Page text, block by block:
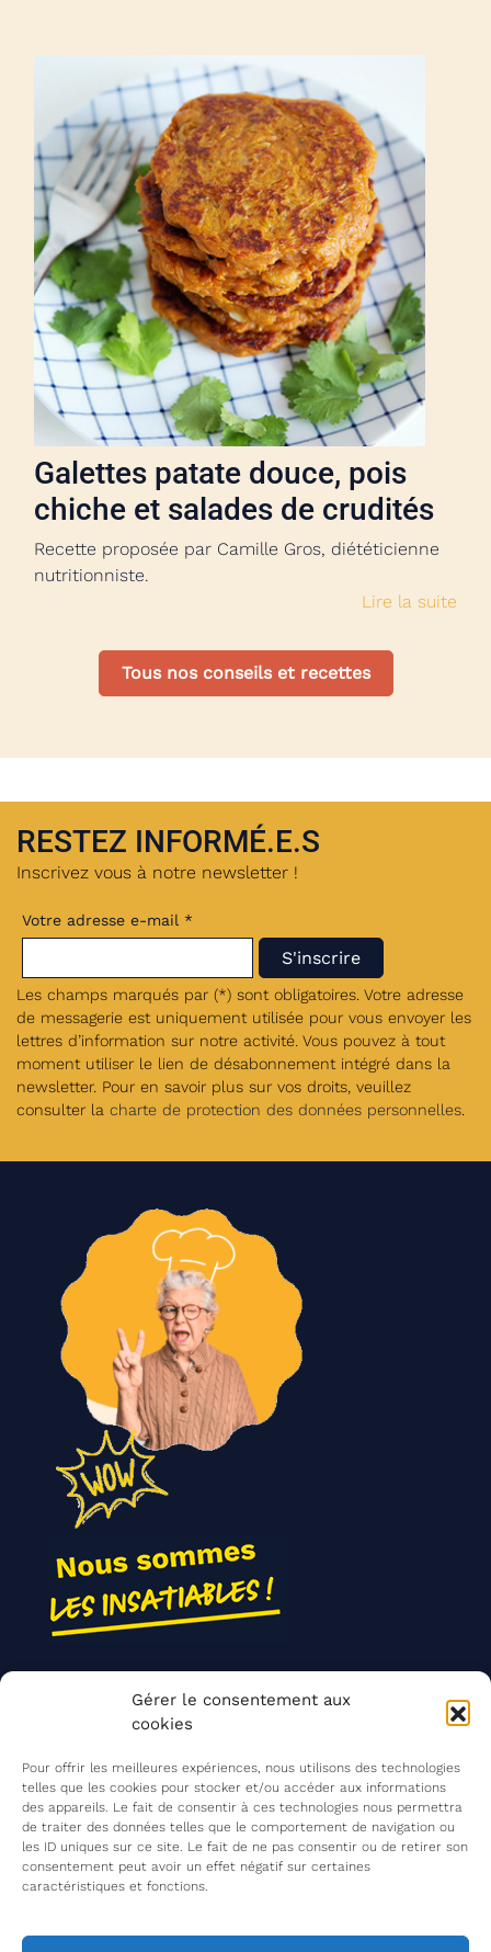
Gérer le consentement aux
cookies
Pour offrir les meilleures expériences, nous utilisons des technologies
telles que les cookies pour stocker et/ou accéder aux informations
des appareils. Le fait de consentir à ces technologies nous permettra
de traiter des données telles que le comportement de navigation ou
les ID uniques sur ce site. Le fait de ne pas consentir ou de retirer son
consentement peut avoir un effet négatif sur certaines
caractéristiques et fonctions.
Galettes patate douce, pois
chiche et salades de crudités
Recette proposée par Camille Gros, diététicienne
nutritionniste.
Lire la suite
Tous nos conseils et recettes
RESTEZ INFORMÉ.E.S
Inscrivez vous à notre newsletter !
Votre adresse e-mail *
Les champs marqués par (*) sont obligatoires. Votre adresse
de messagerie est uniquement utilisée pour vous envoyer les
lettres d’information sur notre activité. Vous pouvez à tout
moment utiliser le lien de désabonnement intégré dans la
newsletter. Pour en savoir plus sur vos droits, veuillez
consulter la charte de protection des données personnelles
Agir ensemble
Mentions légales
Politique de confidentialité
Les Insatiables, une association du